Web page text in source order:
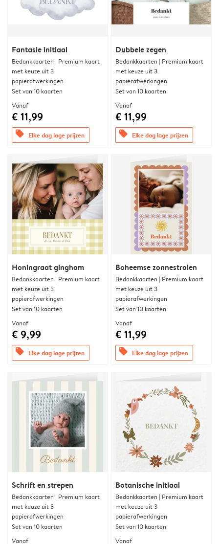
Fantasie initiaal
Bedankkaarten | Premium kaart
met keuze uit 3
papierafwerkingen
Set van 10 kaarten
Vanaf
€ 11,99
offers Elke dag lage prijzen
Dubbele zegen
Bedankkaarten | Premium kaart
met keuze uit 3
papierafwerkingen
Set van 10 kaarten
Vanaf
€ 11,99
offers Elke dag lage prijzen
Honingraat gingham
Bedankkaarten | Premium kaart
met keuze uit 3
papierafwerkingen
Set van 10 kaarten
Vanaf
€ 9,99
offers Elke dag lage prijzen
Boheemse zonnestralen
Bedankkaarten | Premium kaart
met keuze uit 3
papierafwerkingen
Set van 10 kaarten
Vanaf
€ 11,99
offers Elke dag lage prijzen
Schrift en strepen
Bedankkaarten | Premium kaart
met keuze uit 3
papierafwerkingen
Set van 10 kaarten
Vanaf
Botanische initiaal
Bedankkaarten | Premium kaart
met keuze uit 3
papierafwerkingen
Set van 10 kaarten
Vanaf